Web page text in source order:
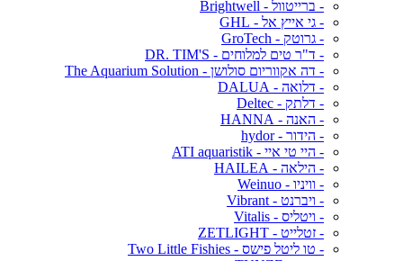
- ברייטוול - Brightwell
- גי אייץ אל - GHL
- גרוטק - GroTech
- ד"ר טים למלוחים - DR. TIM'S
- דה אקווריום סולושן - The Aquarium Solution
- דלואה - DALUA
- דלתק - Deltec
- האנה - HANNA
- הידור - hydor
- היי טי איי - ATI aquaristik
- הילאה - HAILEA
- וויניו - Weinuo
- ויברנט - Vibrant
- ויטליס - Vitalis
- זטלייט - ZETLIGHT
- טו ליטל פישס - Two Little Fishies